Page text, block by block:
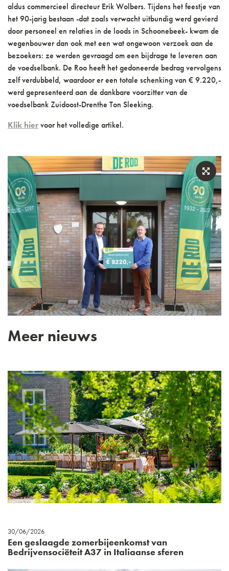
aldus commercieel directeur Erik Wolbers. Tijdens het feestje van
het 90-jarig bestaan -dat zoals verwacht uitbundig werd gevierd
door personeel en relaties in de loods in Schoonebeek- kwam de
wegenbouwer dan ook met een wat ongewoon verzoek aan de
bezoekers: ze werden gevraagd om een bijdrage te leveren aan
de voedselbank. De Roo heeft het gedoneerde bedrag vervolgens
zelf verdubbeld, waardoor er een totale schenking van € 9.220,-
werd gepresenteerd aan de dankbare voorzitter van de
voedselbank Zuidoost-Drenthe Ton Sleeking.
Klik hiervoor het volledige artikel.
Meer nieuws
30/06/2026
Een geslaagde zomerbijeenkomst van
Bedrijvensociëteit A37 in Italiaanse sferen